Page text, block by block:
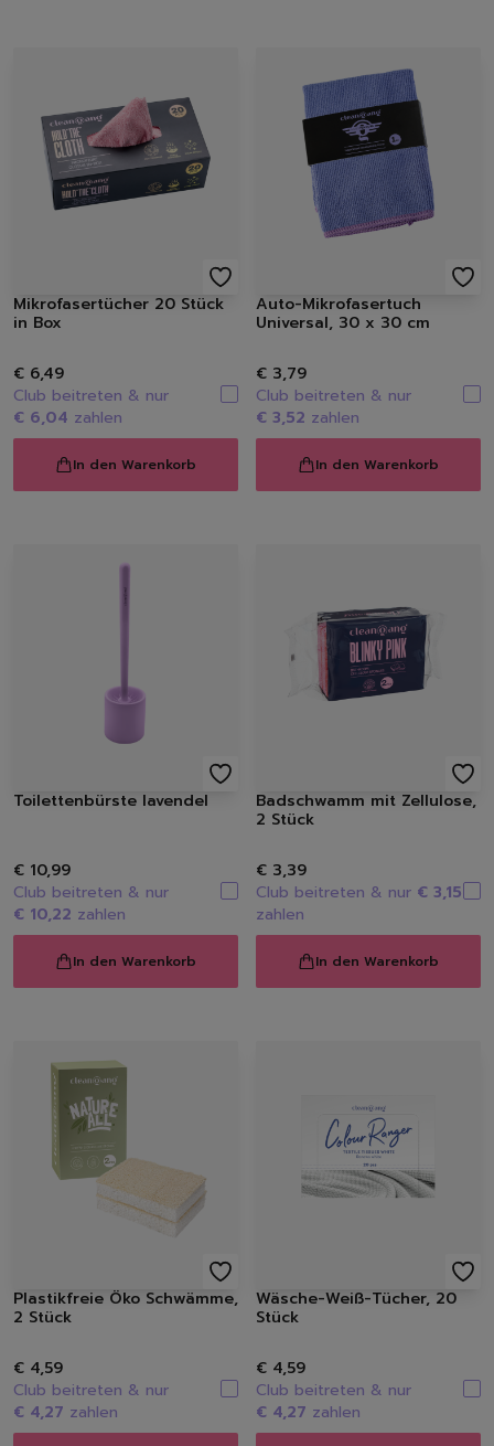
Mikrofasertücher 20 Stück
in Box
€ 6,49
Club beitreten & nur
€ 6,04 zahlen
In den Warenkorb
Auto-Mikrofasertuch
Universal, 30 x 30 cm
€ 3,79
Club beitreten & nur
€ 3,52 zahlen
In den Warenkorb
Toilettenbürste lavendel
€ 10,99
Club beitreten & nur
€ 10,22 zahlen
In den Warenkorb
Badschwamm mit Zellulose,
2 Stück
€ 3,39
Club beitreten & nur € 3,15
zahlen
In den Warenkorb
Plastikfreie Öko Schwämme,
2 Stück
€ 4,59
Club beitreten & nur
€ 4,27 zahlen
Wäsche-Weiß-Tücher, 20
Stück
€ 4,59
Club beitreten & nur
€ 4,27 zahlen
Löschen